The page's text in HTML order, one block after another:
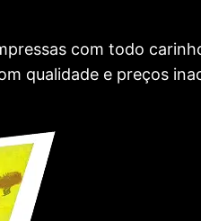
com todo
qualidade e preços